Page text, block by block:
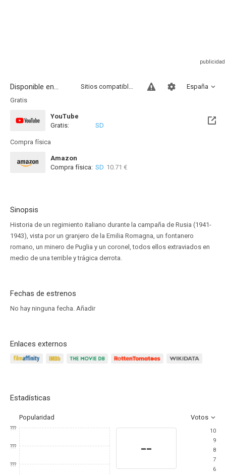
Disponible en... España
Sitios compatibles
Gratis
YouTube
Gratis:
SD
Compra física
Amazon
Compra física: SD 10.71 €
Sinopsis
Historia de un regimiento italiano durante la campaña de Rusia (1941-
1943), vista por un granjero de la Emilia Romagna, un fontanero
romano, un minero de Puglia y un coronel, todos ellos extraviados en
medio de una terrible y trágica derrota.
Fechas de estrenos
No hay ninguna fecha. Añadir
Enlaces externos
Estadísticas
Popularidad Votos
???
???
???
--
10
9
8
7
6